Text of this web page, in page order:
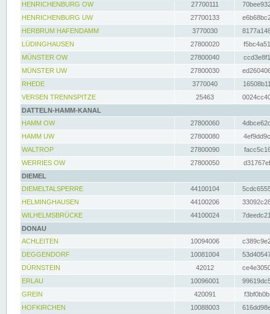
HENRICHENBURG OW
27700111
HENRICHENBURG UW
27700133
HERBRUM HAFENDAMM
3770030
LÜDINGHAUSEN
27800020
MÜNSTER OW
27800040
MÜNSTER UW
27800030
RHEDE
3770040
VERSEN TRENNSPITZE
25463
DATTELN-HAMM-KANAL
HAMM OW
27800060
HAMM UW
27800080
WALTROP
27800090
WERRIES OW
27800050
DIEMEL
DIEMELTALSPERRE
44100104
HELMINGHAUSEN
44100206
WILHELMSBRÜCKE
44100024
DONAU
ACHLEITEN
10094006
DEGGENDORF
10081004
DÜRNSTEIN
42012
ERLAU
10096001
GREIN
420091
HOFKIRCHEN
10088003